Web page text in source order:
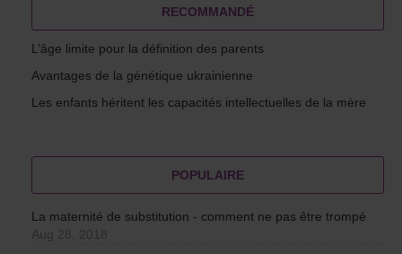
RECOMMANDÉ
L’âge limite pour la définition des parents
Avantages de la génétique ukrainienne
Les enfants héritent les capacités intellectuelles de la mère
POPULAIRE
La maternité de substitution - comment ne pas être trompé
Aug 28, 2018